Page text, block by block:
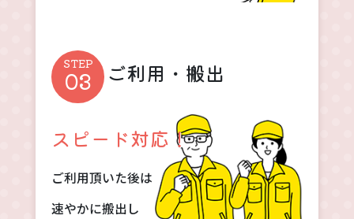
ご利用・搬出
スピード対応！
ご利用頂いた後は
速やかに搬出し